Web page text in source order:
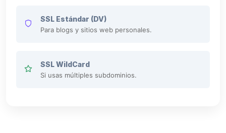
SSL Estándar (DV)
Para blogs y sitios web personales.
SSL WildCard
Si usas múltiples subdominios.